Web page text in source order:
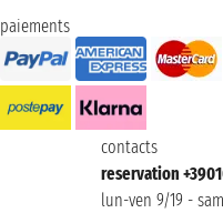
paiements
contacts
reservation
lun-ven 9/19 -